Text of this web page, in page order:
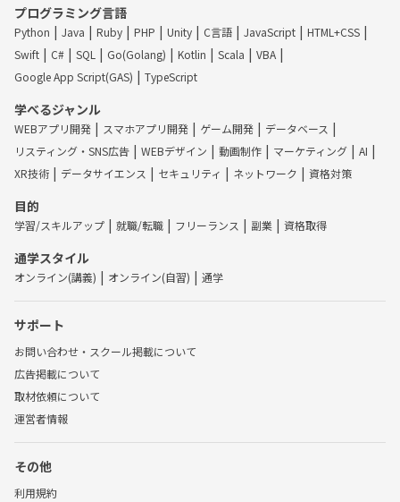
プログラミング言語
Python Java Ruby PHP Unity C言語 JavaScript
HTML+CSS
Swift
C# SQL Go(Golang) Kotlin Scala
VBA
Google App Script(GAS)
TypeScript
学べるジャンル
WEBアプリ開発 スマホアプリ開発 ゲーム開発
データベース
リスティング・SNS広告
WEBデザイン 動画制作 マーケティング
AI
XR技術
データサイエンス セキュリティ ネットワーク 資格対策
目的
学習/スキルアップ 就職/転職 フリーランス 副業 資格取得
通学スタイル
オンライン(講義) オンライン(自習) 通学
サポート
お問い合わせ・スクール掲載について
広告掲載について
取材依頼について
運営者情報
その他
利用規約